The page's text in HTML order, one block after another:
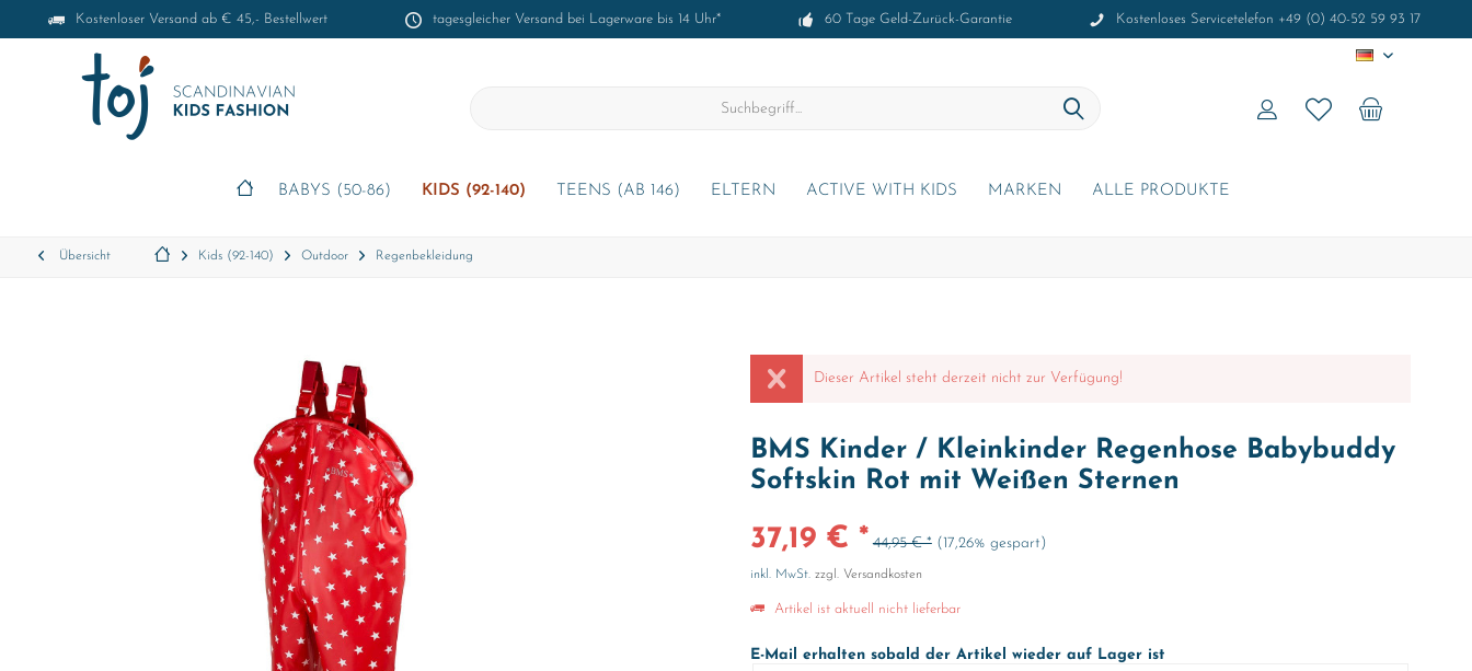
Kostenloser Versand ab € 45,- Bestellwert tagesgleicher Versand bei Lagerware bis 14 Uhr* 60 Tage Geld-Zurück-Garantie Kostenloses Servicetelefon +49 (0) 40-52 59 93 17
DE
BABYS (50-86) KIDS (92-140) TEENS (AB 146) ELTERN ACTIVE WITH KIDS MARKEN ALLE PRODUKTE
Übersicht Kids (92-140) Outdoor Regenbekleidung
Dieser Artikel steht derzeit nicht zur Verfügung!
BMS Kinder / Kleinkinder Regenhose Babybuddy
Softskin Rot mit Weißen Sternen
37,19 € * 44,95 € * (17,26% gespart)
inkl. MwSt. zzgl. Versandkosten
Artikel ist aktuell nicht lieferbar
E-Mail erhalten sobald der Artikel wieder auf Lager ist